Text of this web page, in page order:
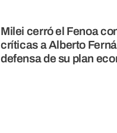
Milei cerró el Fenoa
críticas a Alberto
defensa de su plan